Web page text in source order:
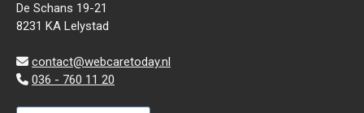
De Schans 19-21
8231 KA Lelystad
contact@webcaretoday.nl
036 - 760 11 20